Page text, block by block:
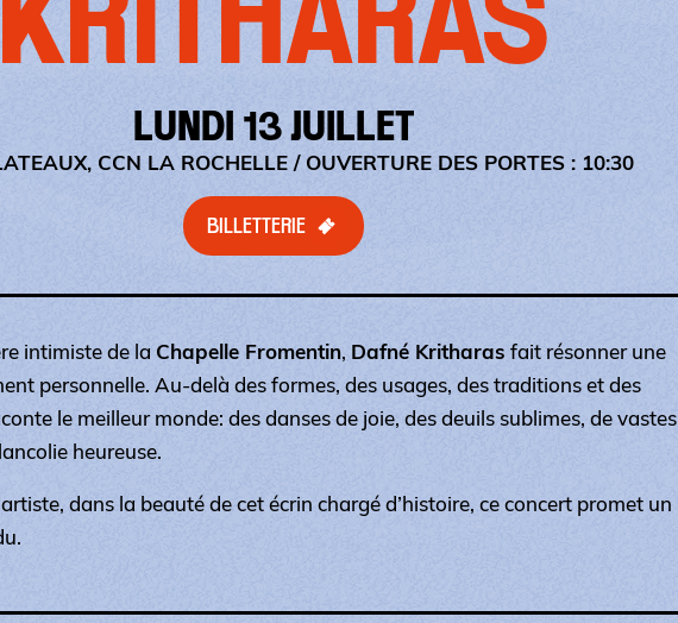
LUNDI 13 JUILLET
CCN LA ROCHELLE / OUVERTURE DES PORTES : 10:30
BILLETTERIE
intimiste de la Chapelle Fromentin, Dafné Kritharas fait résonner une
personnelle. Au-delà des formes, des usages, des traditions et des
le meilleur monde: des danses de joie, des deuils sublimes, de vastes
heureuse.
dans la beauté de cet écrin chargé d’histoire, ce concert promet un